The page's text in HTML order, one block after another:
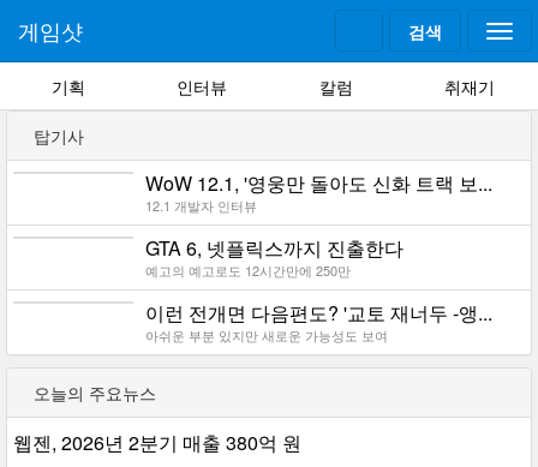
검색
게임샷
기획 인터뷰 칼럼 취재기
탑기사
WoW 12.1, '영웅만 돌아도 신화 트랙 보...
12.1 개발자 인터뷰
GTA 6, 넷플릭스까지 진출한다
예고의 예고로도 12시간만에 250만
이런 전개면 다음편도? '교토 재너두 -앵...
아쉬운 부분 있지만 새로운 가능성도 보여
오늘의 주요뉴스
웹젠, 2026년 2분기 매출 380억 원